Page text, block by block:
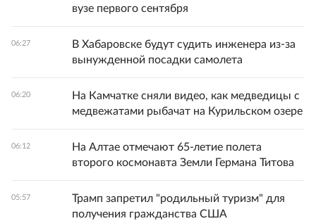
вузе первого сентября
06:27
В Хабаровске будут судить инженера из-за
вынужденной посадки самолета
06:20
На Камчатке сняли видео, как медведицы с
медвежатами рыбачат на Курильском озере
06:12
На Алтае отмечают 65-летие полета
второго космонавта Земли Германа Титова
05:57
Трамп запретил "родильный туризм" для
получения гражданства США